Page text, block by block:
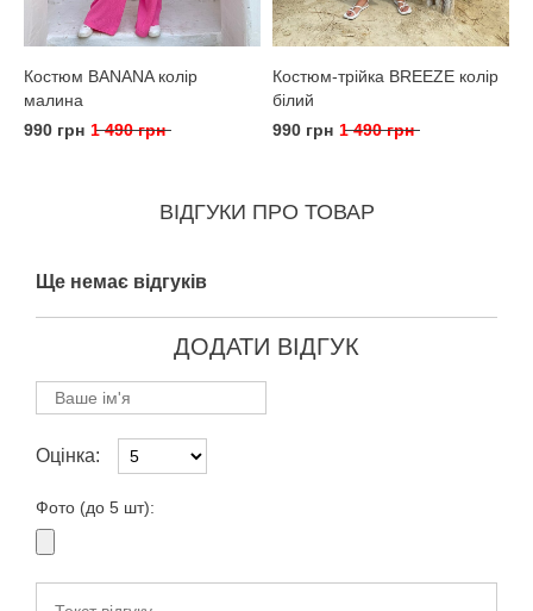
Костюм BANANA колір
малина
990 грн 1 490 грн
Костюм-трійка BREEZE колір
білий
990 грн 1 490 грн
ВІДГУКИ ПРО ТОВАР
Ще немає відгуків
ДОДАТИ ВІДГУК
Оцінка:
Фото (до 5 шт):